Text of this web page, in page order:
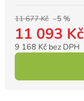
11 677 Kč –5 %
11 093 Kč
9 168 Kč bez DPH